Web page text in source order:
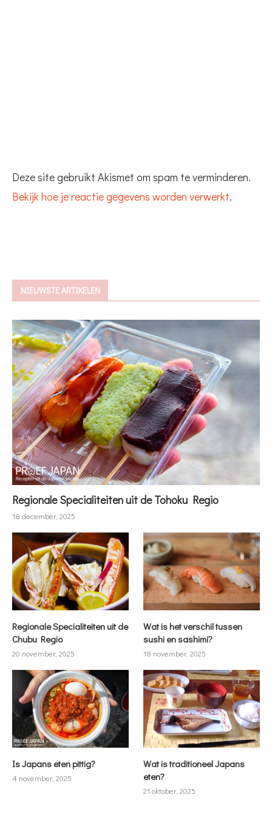
Deze site gebruikt Akismet om spam te verminderen.
Bekijk hoe je reactie gegevens worden verwerkt.
NIEUWSTE ARTIKELEN
Regionale Specialiteiten uit de Tohoku Regio
18 december, 2025
Regionale Specialiteiten uit de
Chubu Regio
20 november, 2025
Wat is het verschil tussen
sushi en sashimi?
18 november, 2025
Is Japans eten pittig?
4 november, 2025
Wat is traditioneel Japans
eten?
21 oktober, 2025